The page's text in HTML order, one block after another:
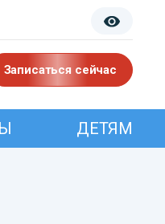
Записаться сейчас
ДЕТЯМ